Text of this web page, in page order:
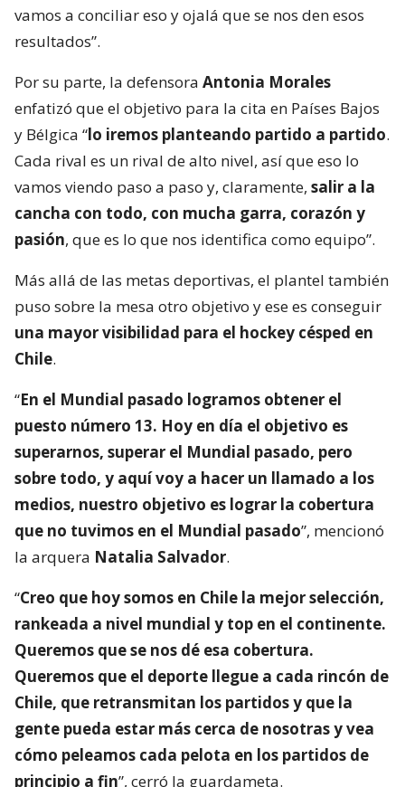
vamos a conciliar eso y ojalá que se nos den esos
resultados”.
Por su parte, la defensora Antonia Morales
enfatizó que el objetivo para la cita en Países Bajos
y Bélgica “lo iremos planteando partido a partido.
Cada rival es un rival de alto nivel, así que eso lo
vamos viendo paso a paso y, claramente, salir a la
cancha con todo, con mucha garra, corazón y
pasión, que es lo que nos identifica como equipo”.
Más allá de las metas deportivas, el plantel también
puso sobre la mesa otro objetivo y ese es conseguir
una mayor visibilidad para el hockey césped en
Chile.
“En el Mundial pasado logramos obtener el
puesto número 13. Hoy en día el objetivo es
superarnos, superar el Mundial pasado, pero
sobre todo, y aquí voy a hacer un llamado a los
medios, nuestro objetivo es lograr la cobertura
que no tuvimos en el Mundial pasado”, mencionó
la arquera Natalia Salvador.
“Creo que hoy somos en Chile la mejor selección,
rankeada a nivel mundial y top en el continente.
Queremos que se nos dé esa cobertura.
Queremos que el deporte llegue a cada rincón de
Chile, que retransmitan los partidos y que la
gente pueda estar más cerca de nosotras y vea
cómo peleamos cada pelota en los partidos de
principio a fin”, cerró la guardameta.